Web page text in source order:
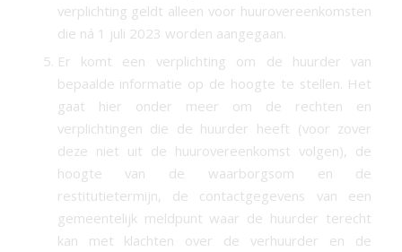
verplichting geldt alleen voor huurovereenkomsten
die ná 1 juli 2023 worden aangegaan.
Er komt een verplichting om de huurder van
bepaalde informatie op de hoogte te stellen. Het
gaat hier onder meer om de rechten en
verplichtingen die de huurder heeft (voor zover
deze niet uit de huurovereenkomst volgen), de
hoogte van de waarborgsom en de
restitutietermijn, de contactgegevens van een
gemeentelijk meldpunt waar de huurder terecht
kan met klachten over de verhuurder en de